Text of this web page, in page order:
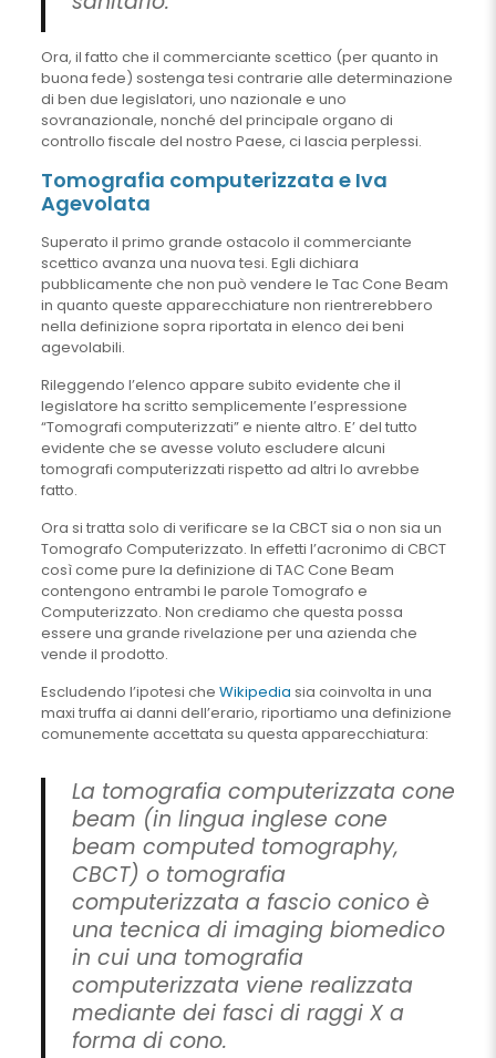
Ora, il fatto che il commerciante scettico (per quanto in
buona fede) sostenga tesi contrarie alle determinazione
di ben due legislatori, uno nazionale e uno
sovranazionale, nonché del principale organo di
controllo fiscale del nostro Paese, ci lascia perplessi.
Tomografia computerizzata e Iva
Agevolata
Superato il primo grande ostacolo il commerciante
scettico avanza una nuova tesi. Egli dichiara
pubblicamente che non può vendere le Tac Cone Beam
in quanto queste apparecchiature non rientrerebbero
nella definizione sopra riportata in elenco dei beni
agevolabili.
Rileggendo l’elenco appare subito evidente che il
legislatore ha scritto semplicemente l’espressione
“Tomografi computerizzati” e niente altro. E’ del tutto
evidente che se avesse voluto escludere alcuni
tomografi computerizzati rispetto ad altri lo avrebbe
fatto.
Ora si tratta solo di verificare se la CBCT sia o non sia un
Tomografo Computerizzato. In effetti l’acronimo di CBCT
così come pure la definizione di TAC Cone Beam
contengono entrambi le parole Tomografo e
Computerizzato. Non crediamo che questa possa
essere una grande rivelazione per una azienda che
vende il prodotto.
Escludendo l’ipotesi che Wikipedia sia coinvolta in una
maxi truffa ai danni dell’erario, riportiamo una definizione
comunemente accettata su questa apparecchiatura:
La tomografia computerizzata cone
beam (in lingua inglese cone
beam computed tomography,
CBCT) o tomografia
computerizzata a fascio conico è
una tecnica di imaging biomedico
in cui una tomografia
computerizzata viene realizzata
mediante dei fasci di raggi X a
forma di cono.